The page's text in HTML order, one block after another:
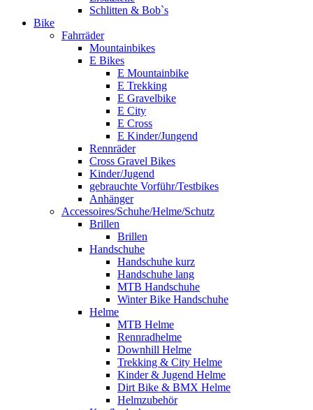
Schlitten & Bob`s
Bike
Fahrräder
Mountainbikes
E Bikes
E Mountainbike
E Trekking
E Gravelbike
E City
E Cross
E Kinder/Jungend
Rennräder
Cross Gravel Bikes
Kinder/Jugend
gebrauchte Vorführ/Testbikes
Anhänger
Accessoires/Schuhe/Helme/Schutz
Brillen
Brillen
Handschuhe
Handschuhe kurz
Handschuhe lang
MTB Handschuhe
Winter Bike Handschuhe
Helme
MTB Helme
Rennradhelme
Downhill Helme
Trekking & City Helme
Kinder & Jugend Helme
Dirt Bike & BMX Helme
Helmzubehör